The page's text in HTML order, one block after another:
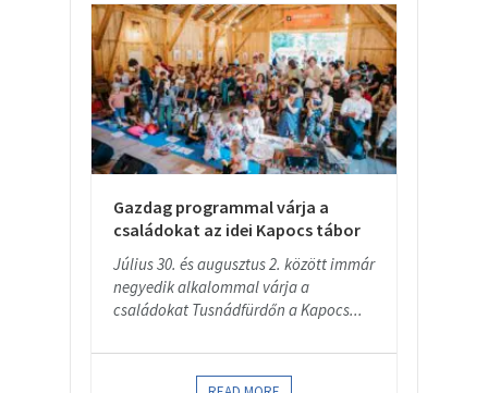
Gazdag programmal várja a
családokat az idei Kapocs tábor
Július 30. és augusztus 2. között immár
negyedik alkalommal várja a
családokat Tusnádfürdőn a Kapocs...